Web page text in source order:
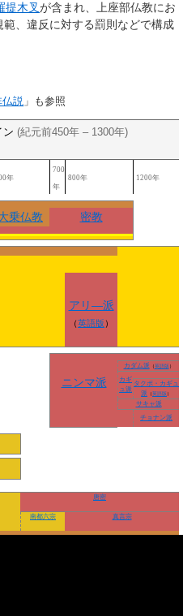
提木叉が含まれ、上座部仏教にお
、違反に対する罰則などで構成
仏説 」も参照
ン (紀元前450年 – 1300年)
年
700
年
800年 1200年
乗仏教 密教
アリ―派
（英語版 ）
ニンマ派
カダム派（英語版）
カギ
ュ派
タクポ・カギュ
派 （英語版）
サキャ派
チョナン派
唐密
南都六宗 真言宗